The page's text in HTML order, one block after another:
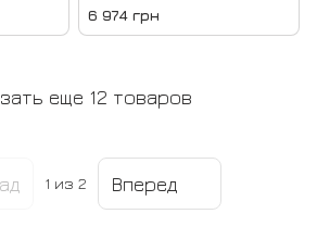
6 974 грн
еще 12 товаров
1 из 2 Вперед